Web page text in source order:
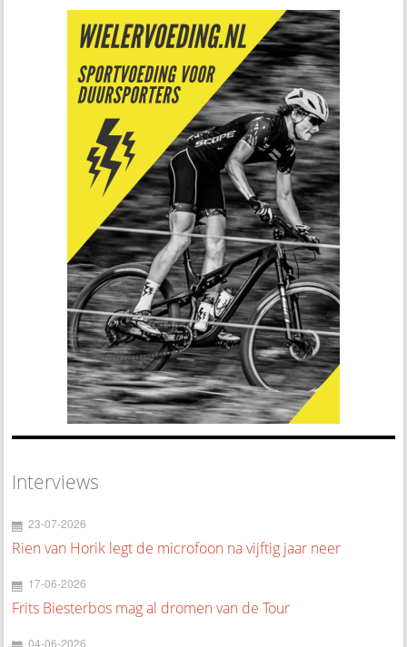
Interviews
23-07-2026
Rien van Horik legt de microfoon na vijftig jaar neer
17-06-2026
Frits Biesterbos mag al dromen van de Tour
04-06-2026